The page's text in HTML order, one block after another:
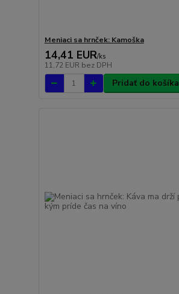
Meniaci sa hrnček: Kamoška
14,41 EUR/ks
11,72 EUR bez DPH
Pridať do košíka